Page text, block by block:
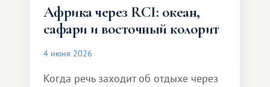
Африка через RCI: океан,
сафари и восточный колорит
4 июня 2026
Когда речь заходит об отдыхе через